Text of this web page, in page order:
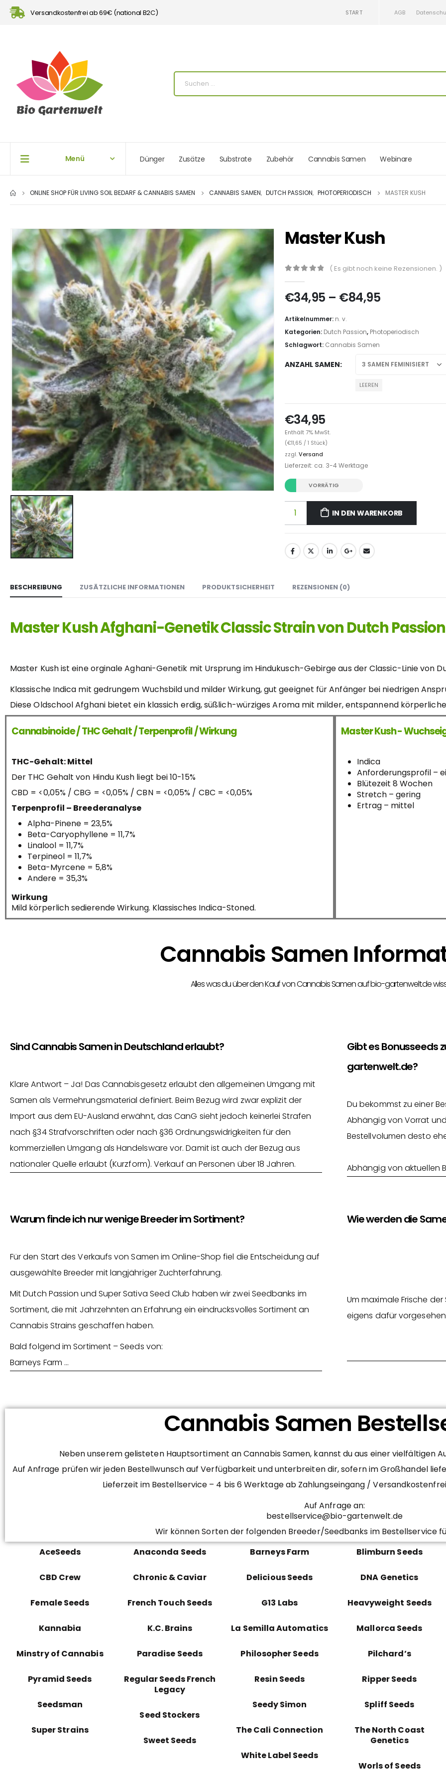
Versandkostenfrei ab 69€ (national B2C) START AGB
Menü Dünger Zusätze Substrate Zubehör Cannabis Samen Webinare
ONLINE SHOP FÜR LIVING SOIL BEDARF & CANNABIS SAMEN CANNABIS SAMEN, DUTCH PASSION, PHOTOPERIODISCH MASTER KUSH
Master Kush
( Es gibt noch keine Rezensionen. )
€34,95 – €84,95
Artikelnummer: n. v.
Kategorien: Dutch Passion, Photoperiodisch
Schlagwort: Cannabis Samen
ANZAHL SAMEN
LEEREN
€34,95
Enthält 7% MwSt.
(€11,65 / 1 Stück)
zzgl.Versand
Lieferzeit: ca. 3-4 Werktage
VORRÄTIG
IN DEN WARENKORB
BESCHREIBUNG ZUSÄTZLICHE INFORMATIONEN PRODUKTSICHERHEIT REZENSIONEN (0)
Master Kush Afghani-Genetik Classic Strain von Dutch Passion
Master Kush ist eine orginale Aghani-Genetik mit Ursprung im Hindukusch-Gebirge aus der Classic-Linie von
Klassische Indica mit gedrungem Wuchsbild und milder Wirkung, gut geeignet für Anfänger bei niedrigen
Diese Oldschool Afghani bietet ein klassich erdig, süßlich-würziges Aroma mit milder, entspannend
Cannabinoide / THC Gehalt / Terpenprofil / Wirkung
THC-Gehalt: Mittel
Der THC Gehalt von Hindu Kush liegt bei 10-15%
CBD = <0,05% / CBG = <0,05% / CBN = <0,05% / CBC = <0,05%
Terpenprofil – Breederanalyse
Alpha-Pinene = 23,5%
Beta-Caryophyllene = 11,7%
Linalool = 11,7%
Terpineol = 11,7%
Beta-Myrcene = 5,8%
Andere = 35,3%
Wirkung
Mild körperlich sedierende Wirkung. Klassisches Indica-Stoned.
Master Kush -
Indica
Anforderungsprofil –
Blütezeit 8 Wochen
Stretch – gering
Ertrag – mittel
Cannabis Samen
Alles was du über den Kauf von Cannabis Samen auf bio-gartenwelt.de
Sind Cannabis Samen in Deutschland erlaubt?
Klare Antwort – Ja! Das Cannabisgesetz erlaubt den allgemeinen Umgang mit
Samen als Vermehrungsmaterial definiert. Beim Bezug wird zwar explizit der
Import aus dem EU-Ausland erwähnt, das CanG sieht jedoch keinerlei Strafen
nach §34 Strafvorschriften oder nach §36 Ordnungswidrigkeiten für den
kommerziellen Umgang als Handelsware vor. Damit ist auch der Bezug aus
nationaler Quelle erlaubt (Kurzform). Verkauf an Personen über 18 Jahren.
Gibt es Bonusseeds
gartenwelt.de?
Du bekommst zu einer
Abhängig von Vorrat
Bestellvolumen desto
Abhängig von aktuellen
Warum finde ich nur wenige Breeder im Sortiment?
Für den Start des Verkaufs von Samen im Online-Shop fiel die Entscheidung auf
ausgewählte Breeder mit langjähriger Zuchterfahrung.
Mit Dutch Passion und Super Sativa Seed Club haben wir zwei Seedbanks im
Sortiment, die mit Jahrzehnten an Erfahrung ein eindrucksvolles Sortiment an
Cannabis Strains geschaffen haben.
Bald folgend im Sortiment – Seeds von:
Barneys Farm …
Wie werden die
Um maximale Frische
eigens dafür
Cannabis Samen
Neben unserem gelisteten Hauptsortiment an Cannabis Samen, kannst du aus einer vielfältigen
Auf Anfrage prüfen wir jeden Bestellwunsch auf Verfügbarkeit und unterbreiten dir, sofern im Großhandel
Lieferzeit im Bestellservice – 4 bis 6 Werktage ab Zahlungseingang /
Auf Anfrage an:
bestellservice@bio-gartenwelt.de
Wir können Sorten der folgenden Breeder/Seedbanks im Bestellservice
AceSeeds
CBD Crew
Female Seeds
Kannabia
Minstry of Cannabis
Pyramid Seeds
Seedsman
Super Strains
Anaconda Seeds
Chronic & Caviar
French Touch Seeds
K.C. Brains
Paradise Seeds
Regular Seeds French
Legacy
Seed Stockers
Sweet Seeds
Barneys Farm
Delicious Seeds
G13 Labs
La Semilla Automatics
Philosopher Seeds
Resin Seeds
Seedy Simon
The Cali Connection
White Label Seeds
Blimburn Seeds
DNA Genetics
Heavyweight Seeds
Mallorca Seeds
Pilchard’s
Ripper Seeds
Spliff Seeds
The North Coast
Genetics
Worls of Seeds